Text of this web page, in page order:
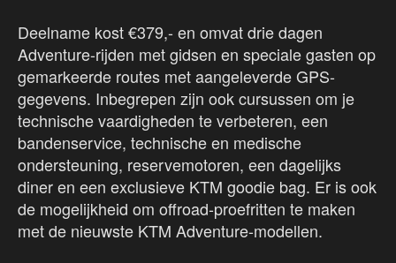
Deelname kost €379,- en omvat drie dagen
Adventure-rijden met gidsen en speciale gasten op
gemarkeerde routes met aangeleverde GPS-
gegevens. Inbegrepen zijn ook cursussen om je
technische vaardigheden te verbeteren, een
bandenservice, technische en medische
ondersteuning, reservemotoren, een dagelijks
diner en een exclusieve KTM goodie bag. Er is ook
de mogelijkheid om offroad-proefritten te maken
met de nieuwste KTM Adventure-modellen.